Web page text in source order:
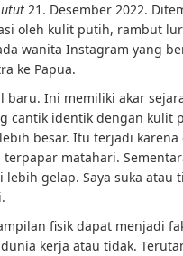
21. Desember 2022.
oleh kulit putih, rambut
wanita Instagram yang
ke Papua.
baru. Ini memiliki akar
cantik identik dengan kulit
besar. Itu terjadi
matahari.
gelap. Saya suka atau
fisik dapat menjadi
kerja atau tidak.